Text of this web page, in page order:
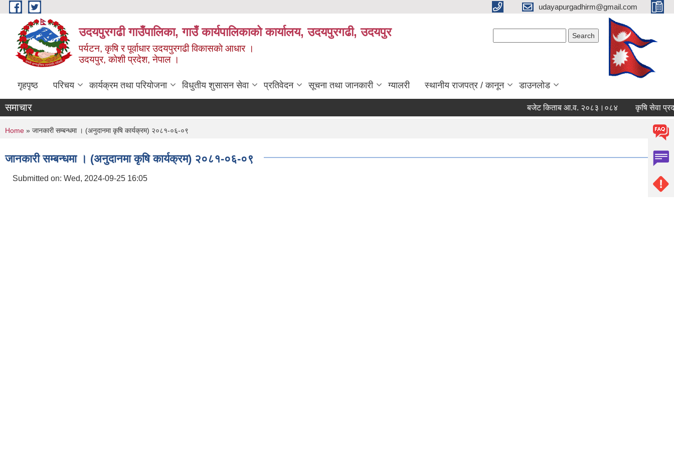
Skip to main content udayapurgadhirm@gmail.com
उदयपुरगढी गाउँपालिका, गाउँ कार्यपालिकाको कार्यालय, उदयपुरगढी, उदयपुर
पर्यटन, कृषि र पूर्वाधार उदयपुरगढी विकासकाे आधार ।
उदयपुर, काेशी प्रदेश, नेपाल ।
गृहपृष्ठ परिचय कार्यक्रम तथा परियोजना विधुतीय शुसासन सेवा प्रतिवेदन सूचना तथा जानकारी ग्यालरी स्थानीय राजपत्र / कानून डाउनलोड
समाचार बजेट किताब आ.व. २०८३।०८४ कृषि सेवा
You are here
Home » जानकारी सम्बन्धमा । (अनुदानमा कृषि कार्यक्रम) २०८१-०६-०९
जानकारी सम्बन्धमा । (अनुदानमा कृषि कार्यक्रम) २०८१-०६-०९
Submitted on: Wed, 2024-09-25 16:05